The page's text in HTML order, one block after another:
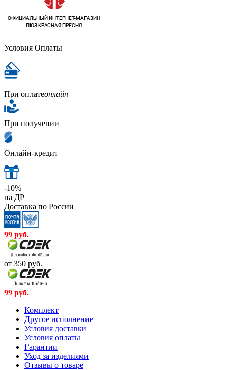
Условия Оплаты
При оплатеонлайн
При получении
Онлайн-кредит
-10%
на ДР
Доставка по России
99 руб.
от 350 руб.
99 руб.
Комплект
Другое исполнение
Условия доставки
Условия оплаты
Гарантии
Уход за изделиями
Отзывы о товаре